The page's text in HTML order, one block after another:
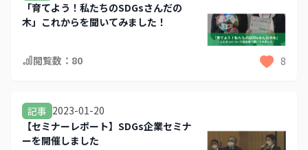
「育てよう！私たちのSDGsさんだの
木」これからを聞いてみました！
閲覧数： 80 8
記事 2023-01-20
【セミナーレポート】SDGs企業セミナ
ーを開催しました